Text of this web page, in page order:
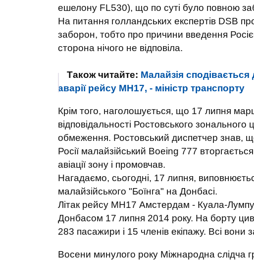
ешелону FL530), що по суті було повною
На питання голландських експертів DSB
заборон, тобто про причини введення
сторона нічого не відповіла.
Також читайте: Малайзія сподівається
аварії рейсу МН17, - міністр транспорту
Крім того, наголошується, що 17 липня
відповідальності Ростовського
обмеження. Ростовський диспетчер знав,
Росії малайзійський Boeing 777
авіації зону і промовчав.
Нагадаємо, сьогодні, 17 липня,
малайзійського "Боїнга" на Донбасі.
Літак рейсу МН17 Амстердам - Куала-
Донбасом 17 липня 2014 року. На борту
283 пасажири і 15 членів екіпажу. Всі вони
Восени минулого року Міжнародна слідча